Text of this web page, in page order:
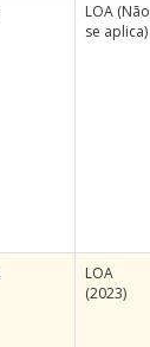
LOA (Não
se aplica)
LOA
(2023)